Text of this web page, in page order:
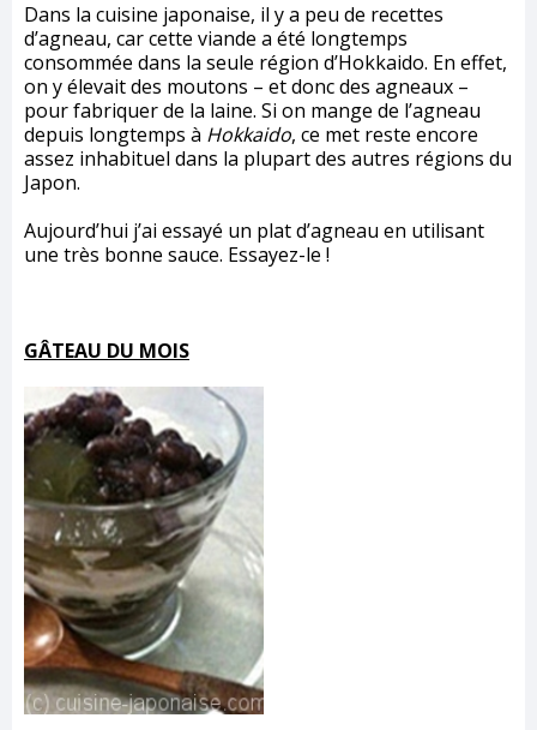
Dans la cuisine japonaise, il y a peu de recettes
d’agneau, car cette viande a été longtemps
consommée dans la seule région d’Hokkaido. En effet,
on y élevait des moutons – et donc des agneaux –
pour fabriquer de la laine. Si on mange de l’agneau
depuis longtemps à Hokkaido, ce met reste encore
assez inhabituel dans la plupart des autres régions du
Japon.
Aujourd’hui j’ai essayé un plat d’agneau en utilisant
une très bonne sauce. Essayez-le !
GÂTEAU DU MOIS